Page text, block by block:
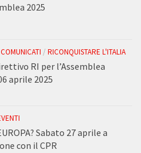
2025
COMUNICATI / RICONQUISTARE L'ITALIA
RI per l’Assemblea
aprile 2025
Sabato 27 aprile a
con il CPR